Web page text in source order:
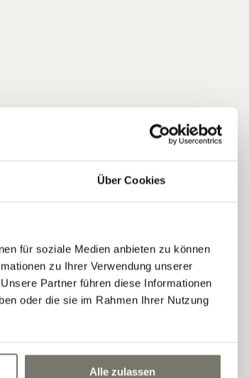
Über Cookies
für soziale Medien anbieten zu können
zu Ihrer Verwendung unserer
Partner führen diese Informationen
oder die sie im Rahmen Ihrer Nutzung
Alle zulassen